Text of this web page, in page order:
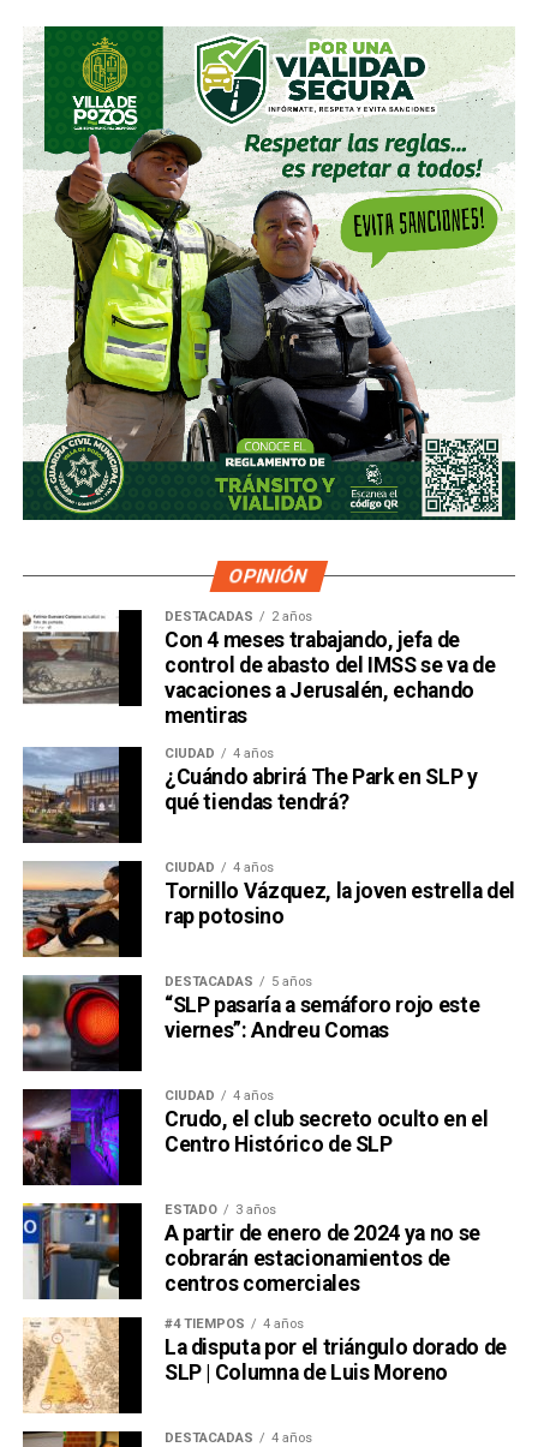
OPINIÓN
DESTACADAS 2 años
Con 4 meses trabajando, jefa de
control de abasto del IMSS se va de
vacaciones a Jerusalén, echando
mentiras
CIUDAD 4 años
¿Cuándo abrirá The Park en SLP y
qué tiendas tendrá?
CIUDAD 4 años
Tornillo Vázquez, la joven estrella del
rap potosino
DESTACADAS 5 años
“SLP pasaría a semáforo rojo este
viernes”: Andreu Comas
CIUDAD 4 años
Crudo, el club secreto oculto en el
Centro Histórico de SLP
ESTADO 3 años
A partir de enero de 2024 ya no se
cobrarán estacionamientos de
centros comerciales
#4 TIEMPOS 4 años
La disputa por el triángulo dorado de
SLP | Columna de Luis Moreno
DESTACADAS 4 años